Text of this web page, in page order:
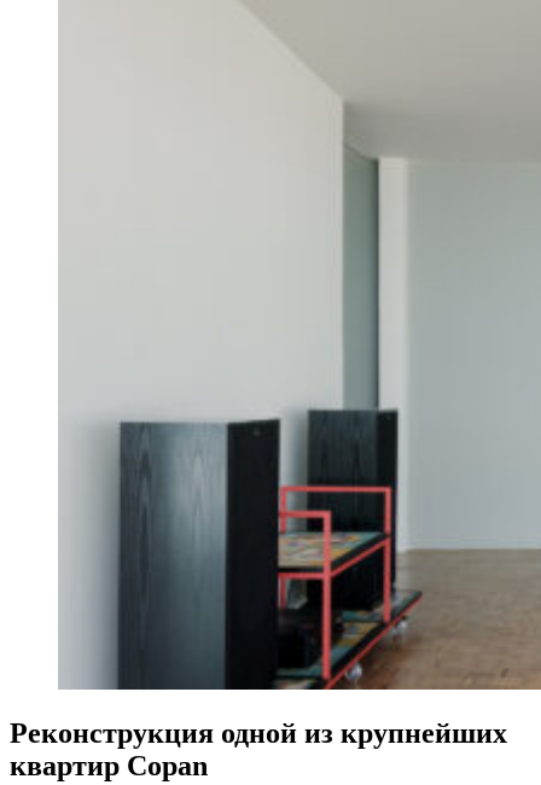
Реконструкция одной из крупнейших
квартир Copan